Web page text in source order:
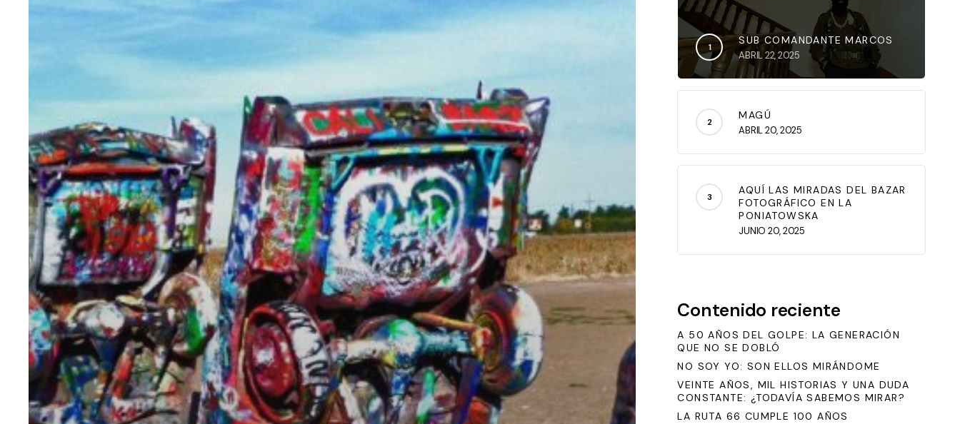
SUB COMANDANTE MARCOS
ABRIL 22, 2025
MAGÚ
ABRIL 20, 2025
AQUÍ LAS MIRADAS DEL BAZAR
FOTOGRÁFICO EN LA
PONIATOWSKA
JUNIO 20, 2025
Contenido reciente
A 50 AÑOS DEL GOLPE: LA GENERACIÓN
QUE NO SE DOBLÓ
NO SOY YO: SON ELLOS MIRÁNDOME
VEINTE AÑOS, MIL HISTORIAS Y UNA DUDA
CONSTANTE: ¿TODAVÍA SABEMOS MIRAR?
LA RUTA 66 CUMPLE 100 AÑOS